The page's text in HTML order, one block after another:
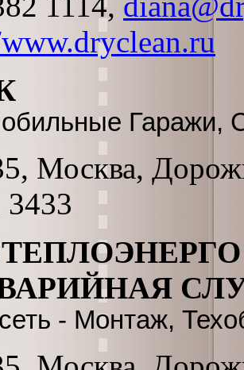
Гаражи,
Москва,
3433
- Монтаж,